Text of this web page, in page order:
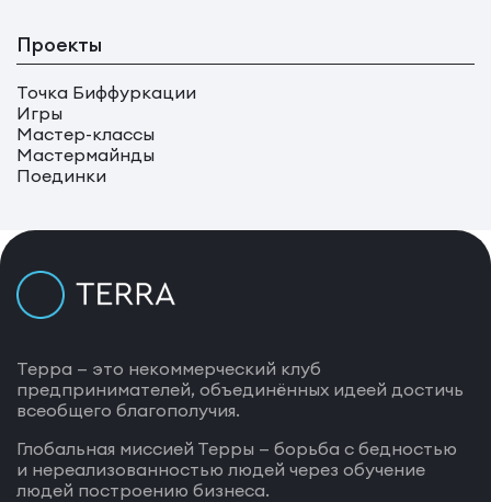
Проекты
Точка Биффуркации
Игры
Мастер-классы
Мастермайнды
Поединки
Терра — это некоммерческий клуб
предпринимателей, объединённых идеей достичь
всеобщего благополучия.
Глобальная миссией Терры — борьба с бедностью
и нереализованностью людей через обучение
людей построению бизнеса.